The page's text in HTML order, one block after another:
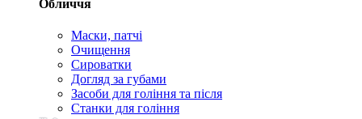
Обличчя
Маски, патчі
Очищення
Сироватки
Догляд за губами
Засоби для гоління та після
Станки для гоління